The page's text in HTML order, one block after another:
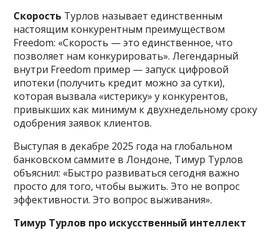
Скорость Турлов называет единственным
настоящим конкурентным преимуществом
Freedom: «Скорость — это единственное, что
позволяет нам конкурировать». Легендарный
внутри Freedom пример — запуск цифровой
ипотеки (получить кредит можно за сутки),
которая вызвала «истерику» у конкурентов,
привыкших как минимум к двухнедельному сроку
одобрения заявок клиентов.
Выступая в декабре 2025 года на глобальном
банковском саммите в Лондоне, Тимур Турлов
объяснил: «Быстро развиваться сегодня важно
просто для того, чтобы выжить. Это не вопрос
эффективности. Это вопрос выживания».
Тимур Турлов про искусственный интеллект